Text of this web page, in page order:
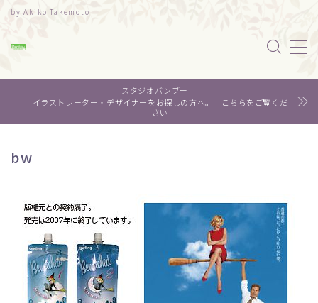
by Akiko Takemoto
MENU
水彩｜食べ物
デザイン
About me
Contact
スタジオバンブー｜
イラストレーター・デザイナーをお探しの方へ。 こちらをご覧くだ
さい
bw